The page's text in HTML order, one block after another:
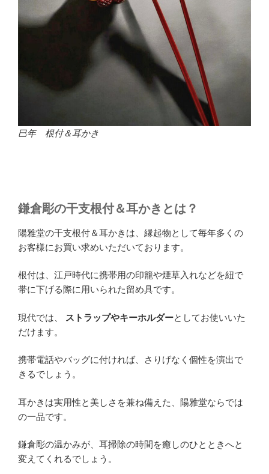
巳年 根付＆耳かき
鎌倉彫の干支根付＆耳かきとは？
陽雅堂の干支根付＆耳かきは、縁起物として毎年多くの
お客様にお買い求めいただいております。
根付は、江戸時代に携帯用の印籠や煙草入れなどを紐で
帯に下げる際に用いられた留め具です。
現代では、 ストラップやキーホルダーとしてお使いいた
だけます。
携帯電話やバッグに付ければ、さりげなく個性を演出で
きるでしょう。
耳かきは実用性と美しさを兼ね備えた、陽雅堂ならでは
の一品です。
鎌倉彫の温かみが、耳掃除の時間を癒しのひとときへと
変えてくれるでしょう。